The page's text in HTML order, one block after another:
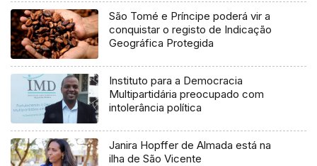
São Tomé e Príncipe poderá vir a
conquistar o registo de Indicação
Geográfica Protegida
Instituto para a Democracia
Multipartidária preocupado com
intolerância política
Janira Hopffer de Almada está na
ilha de São Vicente